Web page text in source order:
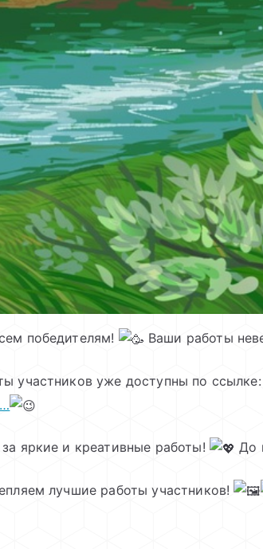
победителям! Ваши работы
участников уже доступны по
яркие и креативные работы! До
лучшие работы участников!